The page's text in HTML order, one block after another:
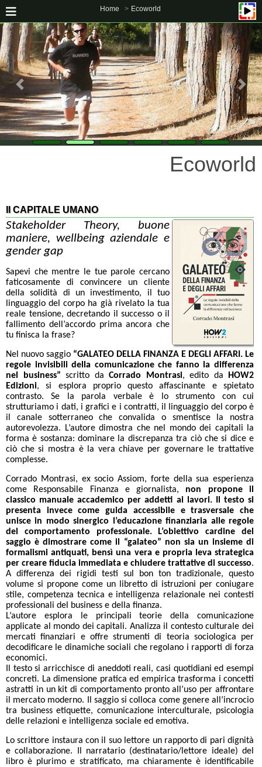
Home Ecoworld
Ecoworld
Il CAPITALE UMANO
Stakeholder Theory, buone
maniere, wellbeing aziendale e
gender gap
Sapevi che mentre le tue parole cercano
faticosamente di convincere un cliente
della solidità di un investimento, il tuo
linguaggio del corpo ha già rivelato la tua
reale tensione, decretando il successo o il
fallimento dell’accordo prima ancora che
tu finisca la frase?
Nel nuovo saggio “GALATEO DELLA FINANZA E DEGLI AFFARI. Le
regole invisibili della comunicazione che fanno la differenza
nel business” scritto da Corrado Montrasi, edito da
HOW2
Edizioni, si esplora proprio questo affascinante e spietato
contrasto. Se la parola verbale è lo strumento con cui
strutturiamo i dati, i grafici e i contratti, il linguaggio del corpo è
il canale sotterraneo che convalida o smentisce la nostra
autorevolezza. L’autore dimostra che nel mondo dei capitali la
forma è sostanza: dominare la discrepanza tra ciò che si dice e
ciò che si mostra è la vera chiave per governare le trattative
complesse.
Corrado Montrasi, ex socio Assiom, forte della sua esperienza
come Responsabile Finanza e giornalista, non propone il
classico manuale accademico per addetti ai lavori. Il testo si
presenta invece come guida accessibile e trasversale che
unisce in modo sinergico l’educazione finanziaria alle regole
del comportamento professionale. L’obiettivo cardine del
saggio è dimostrare come il “galateo” non sia un insieme di
formalismi antiquati, bensì una vera e propria leva strategica
per creare fiducia immediata e chiudere trattative di successo.
A differenza dei rigidi testi sul bon ton tradizionale, questo
volume si propone come un libretto di istruzioni per coniugare
stile, competenza tecnica e intelligenza relazionale nei contesti
professionali del business e della finanza.
L’autore esplora le principali teorie della comunicazione
applicate al mondo dei capitali. Analizza il contesto culturale dei
mercati finanziari e offre strumenti di teoria sociologica per
decodificare le dinamiche sociali che regolano i rapporti di forza
economici.
Il testo si arricchisce di aneddoti reali, casi quotidiani ed esempi
concreti. La dimensione pratica ed empirica trasforma i concetti
astratti in un kit di comportamento pronto all’uso per affrontare
il mercato moderno. Il saggio si colloca come genere all’incrocio
tra business etiquette, comunicazione interculturale, psicologia
delle relazioni e intelligenza sociale ed emotiva.
Lo scrittore instaura con il suo lettore un rapporto di pari dignità
e collaborazione. Il narratario (destinatario/lettore ideale) del
libro è plurimo e stratificato, ma chiaramente è identificabile